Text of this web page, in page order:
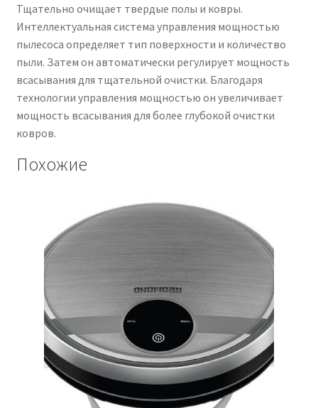
Тщательно очищает твердые полы и ковры.
Интеллектуальная система управления мощностью
пылесоса определяет тип поверхности и количество
пыли. Затем он автоматически регулирует мощность
всасывания для тщательной очистки. Благодаря
технологии управления мощностью он увеличивает
мощность всасывания для более глубокой очистки
ковров.
Похожие